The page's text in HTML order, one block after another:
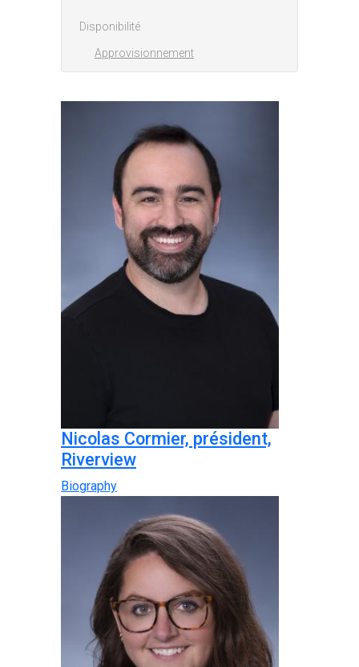
Nicolas Cormier, président,
Riverview
Biography
Disponibilité
Approvisionnement